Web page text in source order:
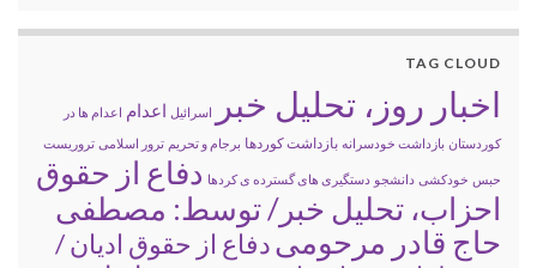
TAG CLOUD
اخبار روز، تحلیل خبر اسرائیل اعدام اعدام ها در
کوردستان بازداشت خودسرانه بازداشت کوردها برجام و تحریم ترور اسلامی تروریست
حبس خودکشی دانشجو دستگیری های گسترده ی کردها دفاع از حقوق
احزاب، تحلیل خبر/ توسط: مصطفی
حاج قادر مرحومیدفاع از حقوق ادیان /